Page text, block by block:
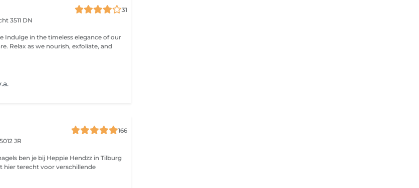
31
3511 DN
Indulge in the timeless elegance of our
Relax as we nourish, exfoliate, and
166
JR
ben je bij Heppie Hendzz in Tilburg
hier terecht voor verschillende